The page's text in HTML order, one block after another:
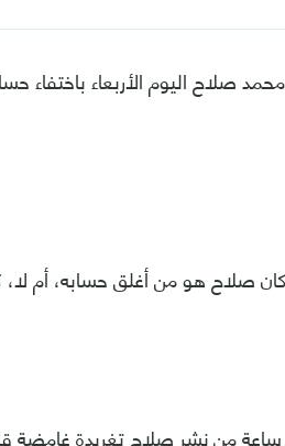
صلاح اليوم الأربعاء باختفاء
صلاح هو من أغلق حسابه، أم